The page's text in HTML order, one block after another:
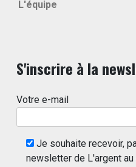
L'équipe
S'inscrire à la
Votre e-mail
Je souhaite recevoir,
newsletter de L'argent